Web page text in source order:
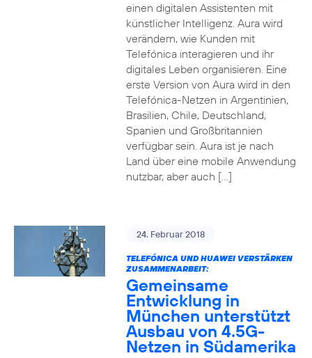
einen digitalen Assistenten mit
künstlicher Intelligenz. Aura wird
verändern, wie Kunden mit
Telefónica interagieren und ihr
digitales Leben organisieren. Eine
erste Version von Aura wird in den
Telefónica-Netzen in Argentinien,
Brasilien, Chile, Deutschland,
Spanien und Großbritannien
verfügbar sein. Aura ist je nach
Land über eine mobile Anwendung
nutzbar, aber auch […]
24. Februar 2018
TELEFÓNICA UND HUAWEI VERSTÄRKEN
ZUSAMMENARBEIT:
Gemeinsame
Entwicklung in
München unterstützt
Ausbau von 4.5G-
Netzen in Südamerika